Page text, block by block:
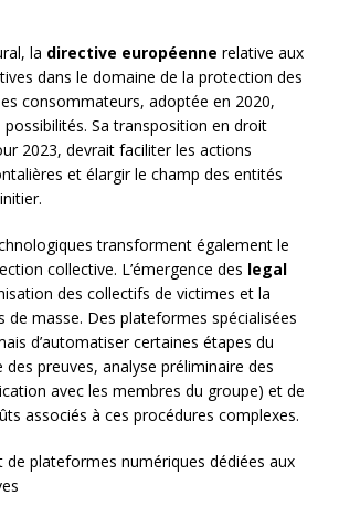
la directive européenne relative aux
dans le domaine de la protection des
consommateurs, adoptée en 2020,
Sa transposition en droit
2023, devrait faciliter les actions
et élargir le champ des entités
transforment également le
collective. L’émergence des legal
des collectifs de victimes et la
de masse. Des plateformes spécialisées
d’automatiser certaines étapes du
preuves, analyse préliminaire des
avec les membres du groupe) et de
associés à ces procédures complexes.
de plateformes numériques dédiées aux